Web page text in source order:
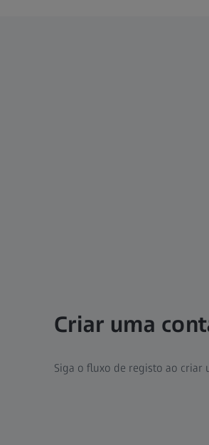
Criar uma
Siga o fluxo de registo ao criar